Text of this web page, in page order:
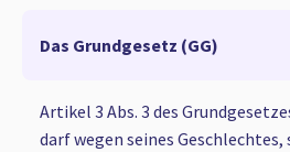
Das Grundgesetz (GG)
Artikel 3 Abs. 3 des
darf wegen seines